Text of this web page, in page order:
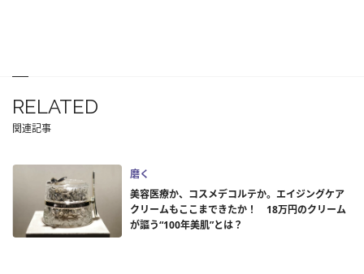
RELATED
関連記事
磨く
美容医療か、コスメデコルテか。エイジングケア
クリームもここまできたか！ 18万円のクリーム
が謳う“100年美肌”とは？